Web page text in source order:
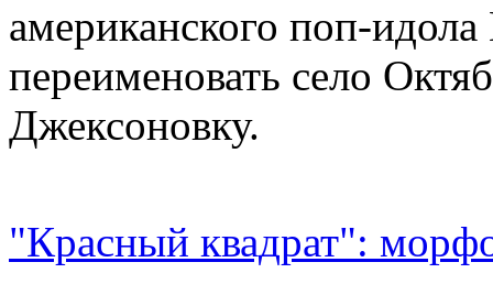
американского поп-
переименовать село
Джексоновку.
"Красный квадрат":